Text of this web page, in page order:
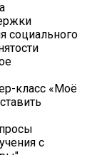
социального
класс «Моё
с